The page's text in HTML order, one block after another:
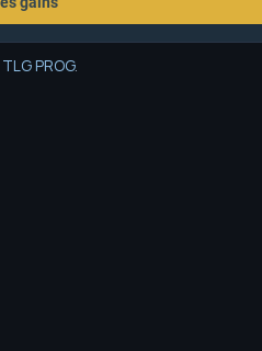
TLG PROG.